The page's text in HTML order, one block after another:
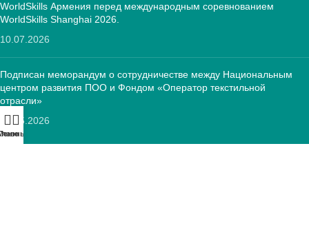
WorldSkills Армения перед международным соревнованием
WorldSkills Shanghai 2026.
10.07.2026
Подписан меморандум о сотрудничестве между Национальным
центром развития ПОО и Фондом «Оператор текстильной
отрасли»
12.05.2026